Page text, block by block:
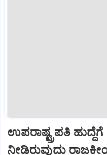
ಉಪರಾಷ್ಟ್ರಪತಿ
ನೀಡಿರುವುದು